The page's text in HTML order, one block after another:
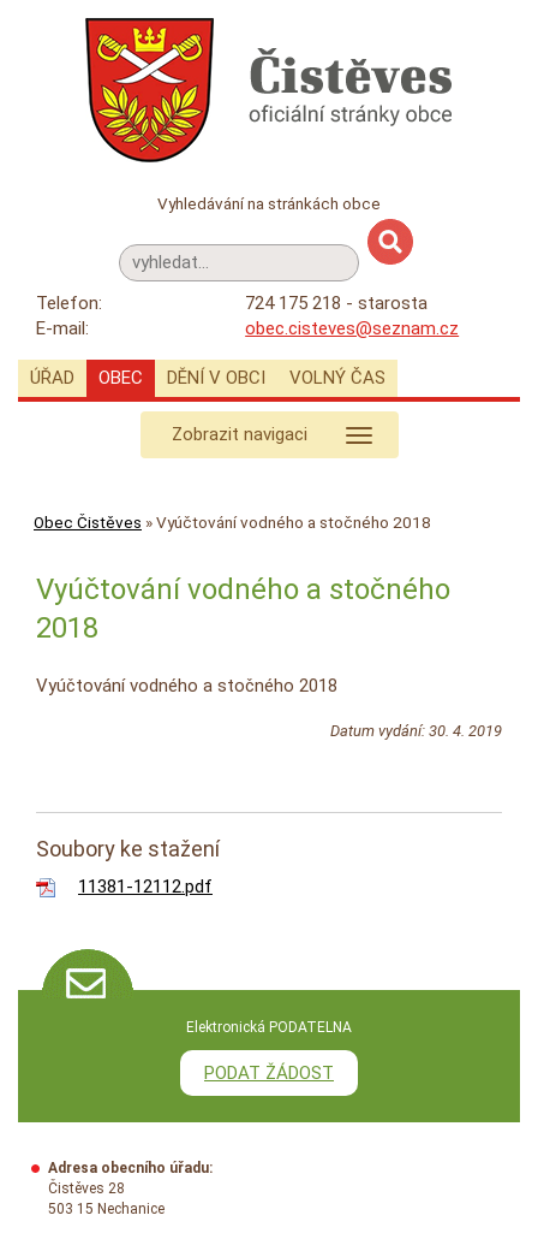
Vyhledávání na stránkách obce
Telefon:
724 175 218 - starosta
E-mail:
obec.cisteves@seznam.cz
ÚŘAD OBEC DĚNÍ V OBCI VOLNÝ ČAS
Zobrazit navigaci
Obec Čistěves »Vyúčtování vodného a stočného 2018
Vyúčtování vodného a stočného
2018
Vyúčtování vodného a stočného 2018
Datum vydání: 30. 4. 2019
Soubory ke stažení
11381-12112.pdf
Elektronická PODATELNA
PODAT ŽÁDOST
Adresa obecního úřadu:
Čistěves 28
503 15 Nechanice